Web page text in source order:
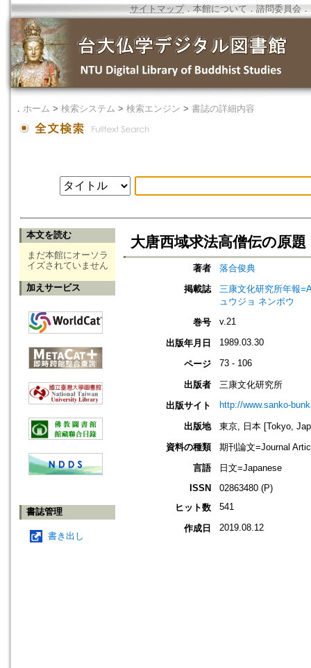
サイトマップ．本館について ． 諮問委員会 ．
． ホーム > 検索システム > 検索エンジン > 書誌の詳細内容
本文を読む
まだ本館にオーソラ
イズされていません
加えサービス
書誌管理
書き出し
大唐西域求法高僧伝の原題
著者
落合俊典
掲載誌
三康文化研究所年報
ュウジョ ネンポウ
巻号
v.21
出版年月日 1989.03.30
ページ 73 - 106
出版者
三康文化研究所
出版サイト
http://www.sanko-
出版地
東京, 日本 [Tokyo,
資料の種類
期刊論文=Journal
言語
日文=Japanese
ISSN
02863480 (P)
ヒット数
541
作成日 2019.08.12